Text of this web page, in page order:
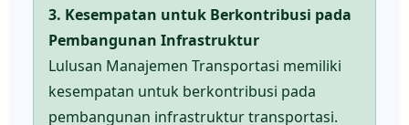
3. Kesempatan untuk Berkontribusi pada
Pembangunan Infrastruktur
Lulusan Manajemen Transportasi memiliki
kesempatan untuk berkontribusi pada
pembangunan infrastruktur transportasi.